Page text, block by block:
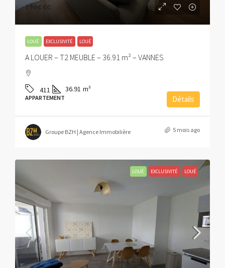
790€ CC
LOUÉ EXCLUSIVITÉ LOUÉ
A LOUER – T2 MEUBLE – 36.91 m² – VANNES
411 36.91 m²
APPARTEMENT Détails
Groupe BZH | Agence Immobilière 5 mois ago
LOUÉ EXCLUSIVITÉ LOUÉ